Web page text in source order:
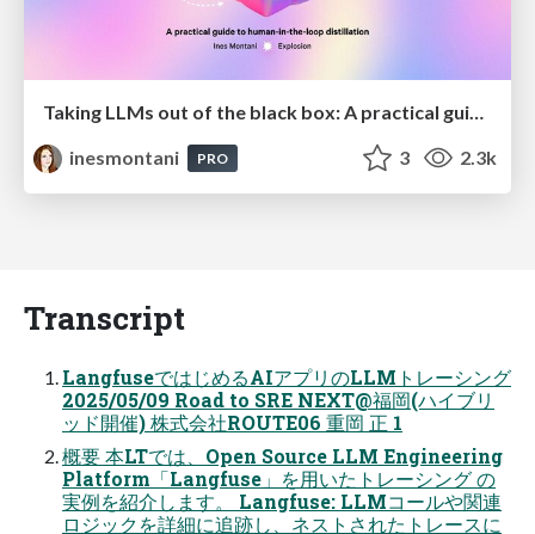
inesmontani
PRO 3 2.3k
Transcript
LangfuseではじめるAIアプリのLLMトレーシング
2025/05/09 Road to SRE NEXT@福岡(ハイブリ
ッド開催) 株式会社ROUTE06 重岡 正 1
概要 本LTでは、Open Source LLM Engineering
Platform「Langfuse」を用いたトレーシング の
実例を紹介します。 Langfuse: LLMコールや関連
ロジックを詳細に追跡し、ネストされたトレースに